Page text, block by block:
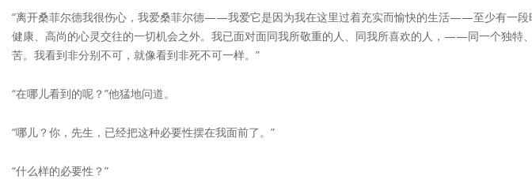
“离开桑菲尔德我很伤心，我爱桑菲尔德——我爱它是因为我在这里过着充实而愉快的生活——至少有一段
健康、高尚的心灵交往的一切机会之外。我已面对面同我所敬重的人、同我所喜欢的人，——同一个独特
苦。我看到非分别不可，就像看到非死不可一样。”
“在哪儿看到的呢？”他猛地问道。
“哪儿？你，先生，已经把这种必要性摆在我面前了。”
“什么样的必要性？”